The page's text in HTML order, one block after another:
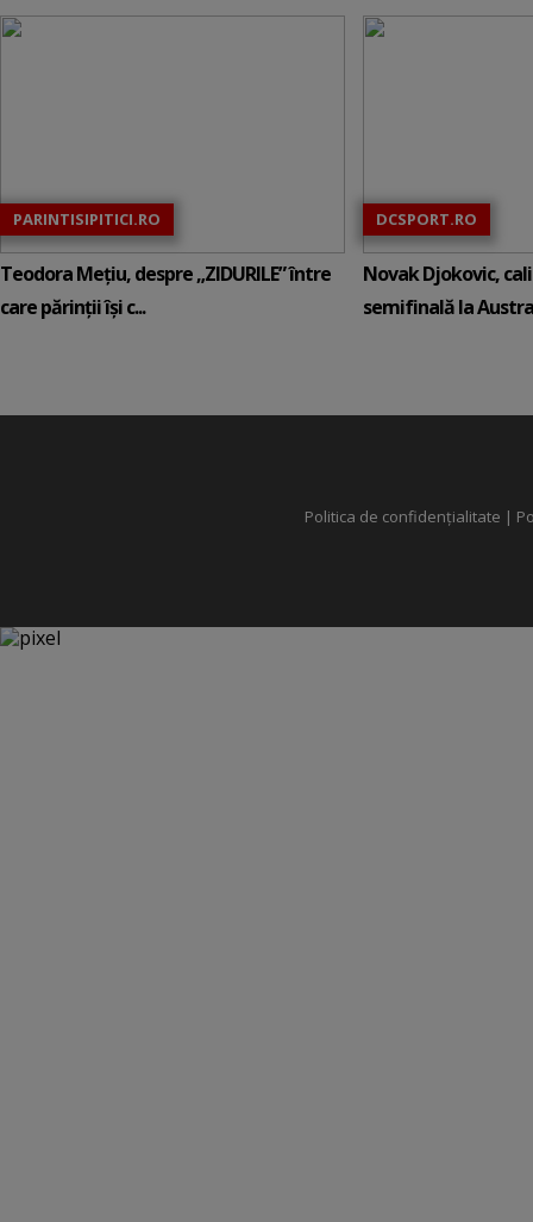
PARINTISIPITICI.RO
Teodora Mețiu, despre „ZIDURILE” între
care părinții își c...
DCSPORT.RO
Novak Djokovic,
semifinală la
Politica de confidențialitate |